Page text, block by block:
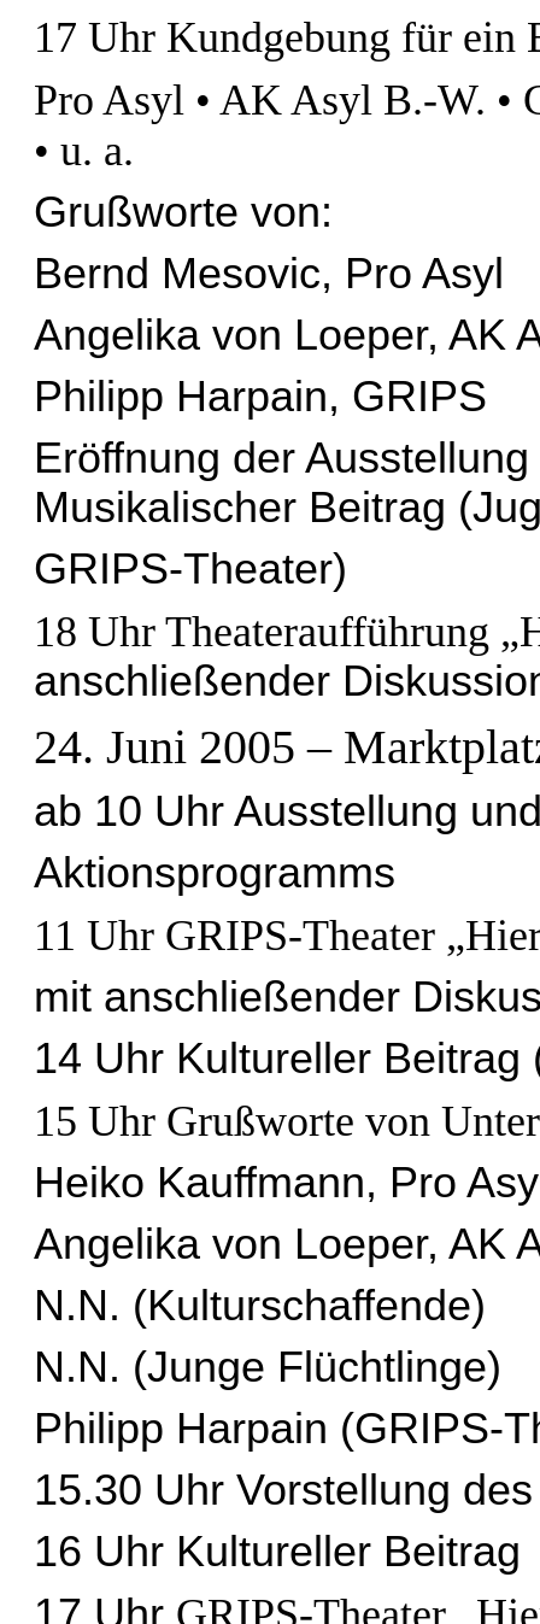
17 Uhr Kundgebung für ein
Pro Asyl • AK Asyl B.-W. •
• u. a.
Grußworte von:
Bernd Mesovic, Pro Asyl
Angelika von Loeper, AK
Philipp Harpain, GRIPS
Eröffnung der
Musikalischer Beitrag
GRIPS-Theater)
18 Uhr Theateraufführung
anschließender
24. Juni 2005 –
ab 10 Uhr Ausstellung
Aktionsprogramms
11 Uhr GRIPS-Theater
mit anschließender
14 Uhr Kultureller Beitrag
15 Uhr Grußworte von
Heiko Kauffmann, Pro
Angelika von Loeper, AK
N.N. (Kulturschaffende)
N.N. (Junge Flüchtlinge)
Philipp Harpain (GRIPS-
15.30 Uhr Vorstellung
16 Uhr Kultureller Beitrag
17 Uhr GRIPS-Theater